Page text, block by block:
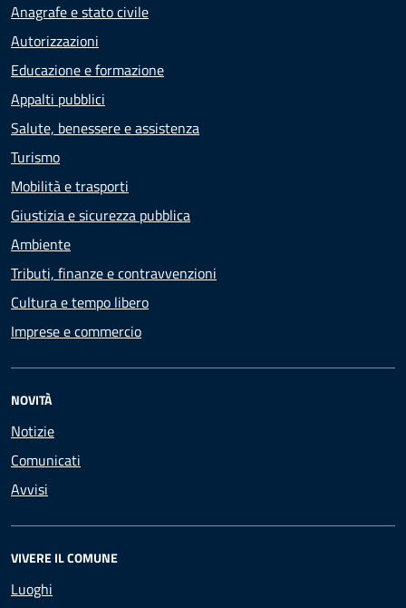
Anagrafe e stato civile
Autorizzazioni
Educazione e formazione
Appalti pubblici
Salute, benessere e assistenza
Turismo
Mobilità e trasporti
Giustizia e sicurezza pubblica
Ambiente
Tributi, finanze e contravvenzioni
Cultura e tempo libero
Imprese e commercio
NOVITÀ
Notizie
Comunicati
Avvisi
VIVERE IL COMUNE
Luoghi